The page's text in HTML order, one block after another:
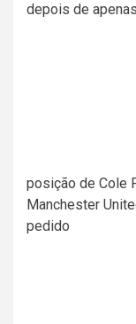
depois de
posição de Cole
Manchester
pedido